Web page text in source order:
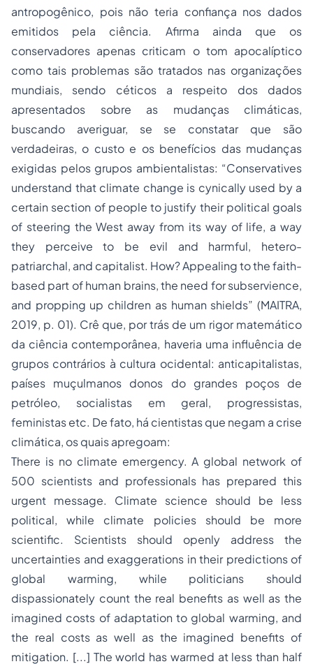
antropogênico, pois não teria confiança nos dados
emitidos pela ciência. Afirma ainda que os
conservadores apenas criticam o tom apocalíptico
como tais problemas são tratados nas organizações
mundiais, sendo céticos a respeito dos dados
apresentados sobre as mudanças climáticas,
buscando averiguar, se se constatar que são
verdadeiras, o custo e os benefícios das mudanças
exigidas pelos grupos ambientalistas: “Conservatives
understand that climate change is cynically used by a
certain section of people to justify their political goals
of steering the West away from its way of life, a way
they perceive to be evil and harmful, hetero-
patriarchal, and capitalist. How? Appealing to the faith-
based part of human brains, the need for subservience,
and propping up children as human shields” (MAITRA,
2019, p. 01). Crê que, por trás de um rigor matemático
da ciência contemporânea, haveria uma influência de
grupos contrários à cultura ocidental: anticapitalistas,
países muçulmanos donos do grandes poços de
petróleo, socialistas em geral, progressistas,
feministas etc. De fato, há cientistas que negam a crise
climática, os quais apregoam:
There is no climate emergency. A global network of
500 scientists and professionals has prepared this
urgent message. Climate science should be less
political, while climate policies should be more
scientific. Scientists should openly address the
uncertainties and exaggerations in their predictions of
global warming, while politicians should
dispassionately count the real benefits as well as the
imagined costs of adaptation to global warming, and
the real costs as well as the imagined benefits of
mitigation. [...] The world has warmed at less than half